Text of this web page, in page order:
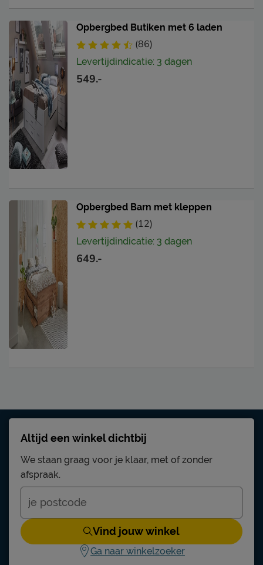
Opbergbed Butiken met 6 laden
(86)
Levertijdindicatie: 3 dagen
549.-
Opbergbed Barn met kleppen
(12)
Levertijdindicatie: 3 dagen
649.-
Altijd een winkel dichtbij
We staan graag voor je klaar, met of zonder
afspraak.
Vind jouw winkel
Ga naar winkelzoeker